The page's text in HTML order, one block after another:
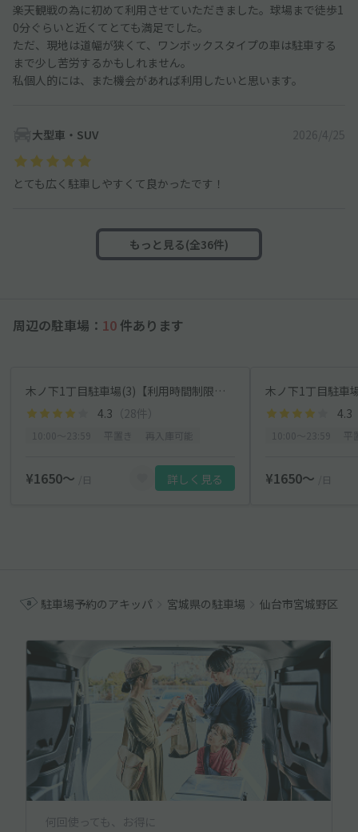
楽天観戦の為に初めて利用させていただきました。球場まで徒歩1
0分ぐらいと近くてとても満足でした。
ただ、現地は道幅が狭くて、ワンボックスタイプの車は駐車する
まで少し苦労するかもしれません。
私個人的には、また機会があれば利用したいと思います。
大型車・SUV 2026/4/25
とても広く駐車しやすくて良かったです！
もっと見る(全36件)
周辺の駐車場： 10 件あります
木ノ下1丁目駐車場(3)【利用時間制限あり】
4.3 （28件）
¥1650〜 /日 詳しく見る
4.3
¥1650〜 /日
駐車場予約のアキッパ 宮城県の駐車場 仙台市宮城野区の
何回使っても、お得に